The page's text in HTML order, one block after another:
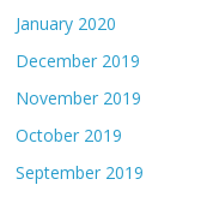
January 2020
December 2019
November 2019
October 2019
September 2019